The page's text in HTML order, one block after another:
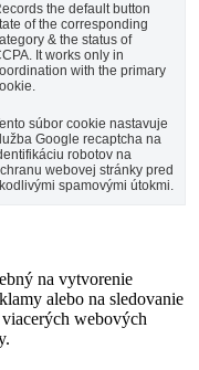
the default button
of the corresponding
& the status of
It works only in
with the primary
súbor cookie nastavuje
Google recaptcha na
robotov na
webovej stránky pred
spamovými útokmi.
na vytvorenie
alebo na sledovanie
webových